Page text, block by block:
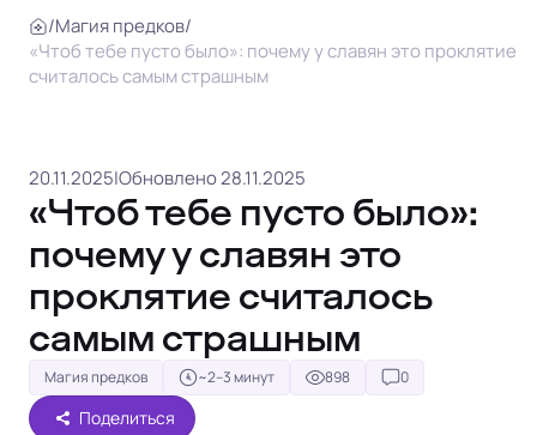
/Магия предков/
«Чтоб тебе пусто было»: почему у славян это проклятие
считалось самым страшным
20.11.2025|Обновлено 28.11.2025
«Чтоб тебе пусто было»:
почему у славян это
проклятие считалось
самым страшным
Магия предков ~2–3 минут 898 0
Поделиться